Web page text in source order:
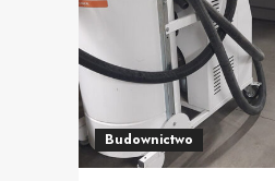
Budownictwo